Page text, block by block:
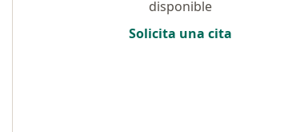
disponible
Solicita una cita